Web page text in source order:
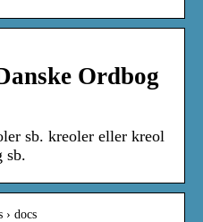
Ordbog
sb. kreoler eller kreol
sb.
› docs